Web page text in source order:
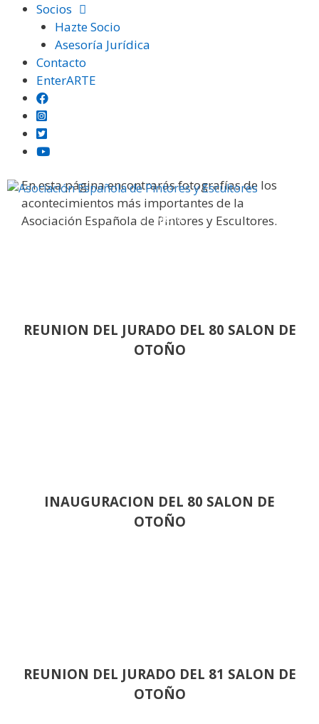
Saltar
contenido
Socios
Hazte Socio
Asesoría Jurídica
Contacto
EnterARTE
Menú
En esta página encontrarás fotografías de los
acontecimientos más importantes de la
Asociación Española de Pintores y Escultores.
REUNION DEL JURADO DEL 80 SALON DE
OTOÑO
INAUGURACION DEL 80 SALON DE
OTOÑO
REUNION DEL JURADO DEL 81 SALON DE
OTOÑO